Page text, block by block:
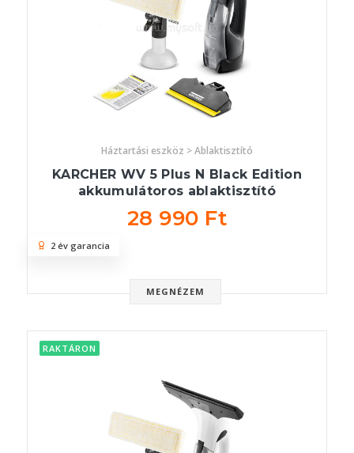
Háztartási eszköz > Ablaktisztító
KARCHER WV 5 Plus N Black Edition
akkumulátoros ablaktisztító
28 990 Ft
MEGNÉZEM
2 év garancia
RAKTÁRON